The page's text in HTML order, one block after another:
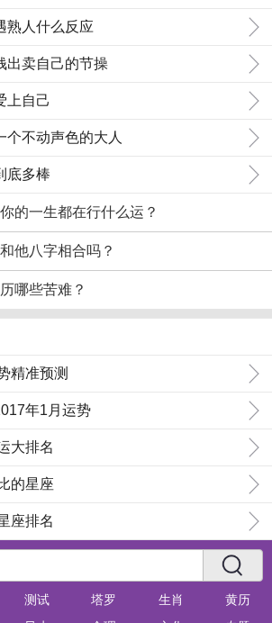
熟人什么反应
出卖自己的节操
上自己
个不动声色的大人
底多棒
的一生都在行什么运？
他八字相合吗？
哪些苦难？
精准预测
年1月运势
大排名
的星座
座排名
测试 塔罗 生肖
黄历